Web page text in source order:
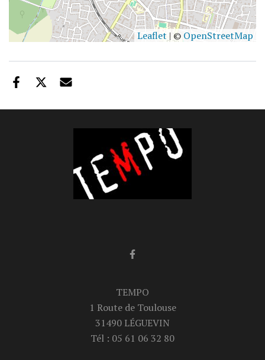
Leaflet | © OpenStreetMap
TEMPO
1 Route de Toulouse
31490 LÉGUEVIN
Tél : 05 61 06 32 80